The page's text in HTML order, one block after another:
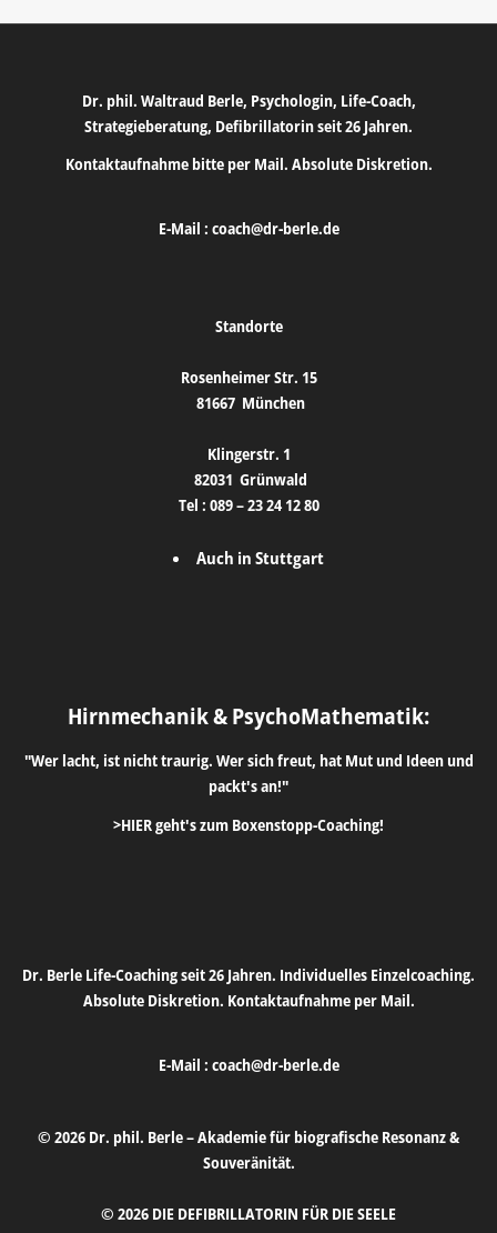
Dr. phil. Waltraud Berle, Psychologin, Life-Coach,
Strategieberatung, Defibrillatorin seit 26 Jahren.
Kontaktaufnahme bitte per Mail. Absolute Diskretion.
E-Mail : coach@dr-berle.de
Standorte
Rosenheimer Str. 15
81667 München
Klingerstr. 1
82031 Grünwald
Tel : 089 – 23 24 12 80
Auch in Stuttgart
Hirnmechanik & PsychoMathematik:
"Wer lacht, ist nicht traurig. Wer sich freut, hat Mut und Ideen und
packt's an!"
>HIER geht's zum Boxenstopp-Coaching!
Dr. Berle Life-Coaching seit 26 Jahren. Individuelles Einzelcoaching.
Absolute Diskretion. Kontaktaufnahme per Mail.
E-Mail : coach@dr-berle.de
© 2026 Dr. phil. Berle – Akademie für biografische Resonanz &
Souveränität.
© 2026 DIE DEFIBRILLATORIN FÜR DIE SEELE